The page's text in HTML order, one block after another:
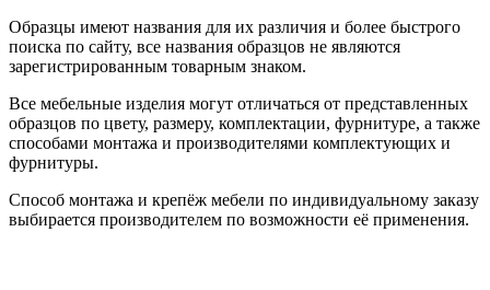
Образцы имеют названия для их различия и более быстрого
поиска по сайту, все названия образцов не являются
зарегистрированным товарным знаком.
Все мебельные изделия могут отличаться от представленных
образцов по цвету, размеру, комплектации, фурнитуре, а также
способами монтажа и производителями комплектующих и
фурнитуры.
Способ монтажа и крепёж мебели по индивидуальному заказу
выбирается производителем по возможности её применения.